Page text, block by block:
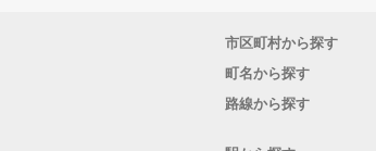
市区町村から探す
町名から探す
路線から探す